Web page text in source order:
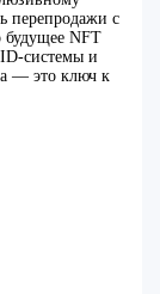
перепродажи с
будущее NFT
системы и
— это ключ к